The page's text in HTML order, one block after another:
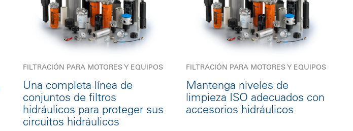
FILTRACIÓN PARA MOTORES Y EQUIPOS
Una completa línea de
conjuntos de filtros
hidráulicos para proteger sus
circuitos hidráulicos
FILTRACIÓN PARA MOTORES Y EQUIPOS
Mantenga niveles de
limpieza ISO adecuados con
accesorios hidráulicos